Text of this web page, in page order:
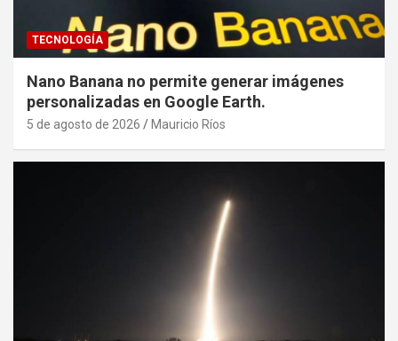
TECNOLOGÍA
Nano Banana no permite generar imágenes
personalizadas en Google Earth.
5 de agosto de 2026 Mauricio Ríos